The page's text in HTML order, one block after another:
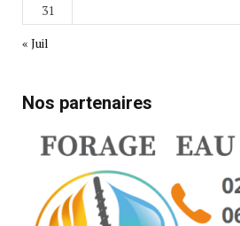
31
« Juil
Nos partenaires